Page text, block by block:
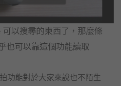
以搜尋的東西了，那麼條
也可以靠這個功能讀取
功能對於大家來說也不陌生